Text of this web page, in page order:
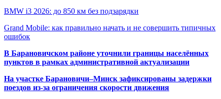
BMW i3 2026: до 850 км без подзарядки
Grand Mobile: как правильно начать и не совершить типичных
ошибок
В Барановичском районе уточнили границы населённых
пунктов в рамках административной актуализации
На участке Барановичи–Минск зафиксированы задержки
поездов из-за ограничения скорости движения